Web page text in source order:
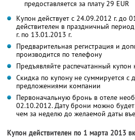
предоставляется за плату 29 EUR
Купон действует с 24.09.2012 г. до
действителен в праздничный
г. по 13.01.2013 г.
Предварительная регистрация и
производится по телефону
Предъявляйте распечатанный купон
Скидка по купону не суммируется с
предложениями компании
Первоначальную бронь в отеле
02.10.2012. Дату брони можно
чем за неделю до желаемой даты
Купон действителен по 1 марта 2013